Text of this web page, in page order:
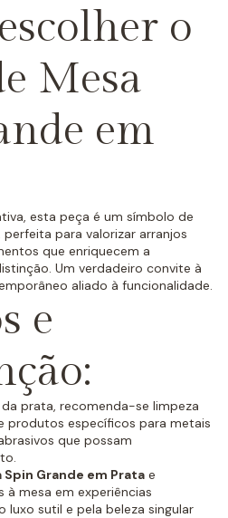
o
Mesa
em
esta peça é um símbolo de
para valorizar arranjos
que enriquecem a
Um verdadeiro convite à
aliado à funcionalidade.
e
prata, recomenda-se limpeza
produtos específicos para metais
que possam
Grande em Prata e
mesa em experiências
luxo sutil e pela beleza singular